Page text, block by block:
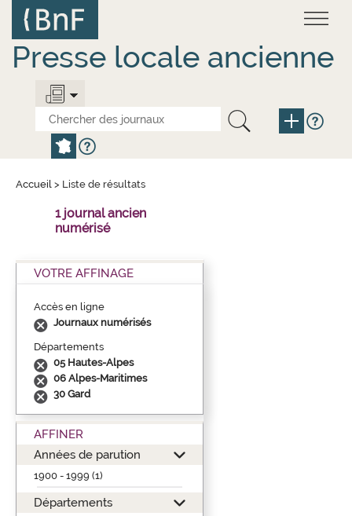
contenu
principal
Presse locale ancienne
Accueil > Liste de résultats
1 journal ancien
numérisé
VOTRE AFFINAGE
Accès en ligne
Journaux numérisés
Départements
05 Hautes-Alpes
06 Alpes-Maritimes
30 Gard
AFFINER
Années de parution
1900 - 1999 (1)
Départements
Panneau de gestion des cookies